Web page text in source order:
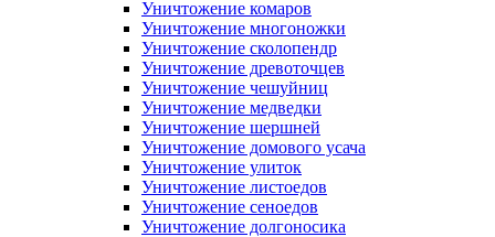
Уничтожение комаров
Уничтожение многоножки
Уничтожение сколопендр
Уничтожение древоточцев
Уничтожение чешуйниц
Уничтожение медведки
Уничтожение шершней
Уничтожение домового усача
Уничтожение улиток
Уничтожение листоедов
Уничтожение сеноедов
Уничтожение долгоносика